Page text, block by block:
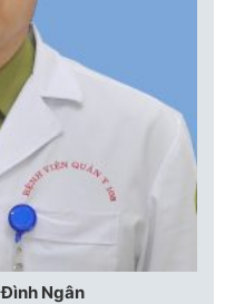
Đình Ngân